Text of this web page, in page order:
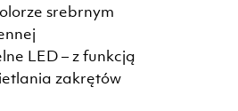
srebrnym
LED – z funkcją
zakrętów